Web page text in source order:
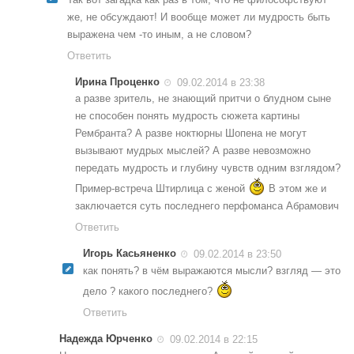
же, не обсуждают! И вообще может ли мудрость быть
выражена чем -то иным, а не словом?
Ответить
Ирина Проценко
09.02.2014 в 23:38
а разве зритель, не знающий притчи о блудном сыне
не способен понять мудрость сюжета картины
Рембранта? А разве ноктюрны Шопена не могут
вызывают мудрых мыслей? А разве невозможно
передать мудрость и глубину чувств одним взглядом?
Пример-встреча Штирлица с женой
В этом же и
заключается суть последнего перфоманса Абрамович
Ответить
Игорь Касьяненко
09.02.2014 в 23:50
как понять? в чём выражаются мысли? взгляд — это
дело ? какого последнего?
Ответить
Надежда Юрченко
09.02.2014 в 22:15